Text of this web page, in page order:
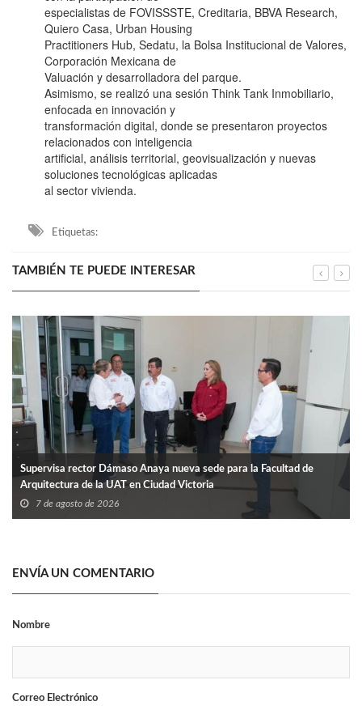
especialistas de FOVISSSTE, Creditaria, BBVA Research,
Quiero Casa, Urban Housing
Practitioners Hub, Sedatu, la Bolsa Institucional de Valores,
Corporación Mexicana de
Valuación y desarrolladora del parque.
Asimismo, se realizó una sesión Think Tank Inmobiliario,
enfocada en innovación y
transformación digital, donde se presentaron proyectos
relacionados con inteligencia
artificial, análisis territorial, geovisualización y nuevas
soluciones tecnológicas aplicadas
al sector vivienda.
Etiquetas:
TAMBIÉN TE PUEDE INTERESAR
Supervisa rector Dámaso Anaya nueva sede para la Facultad de
Arquitectura de la UAT en Ciudad Victoria
7 de agosto de 2026
ENVÍA UN COMENTARIO
Nombre
Correo Electrónico